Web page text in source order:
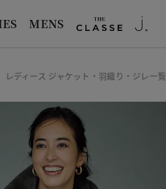
MENS
レディース ジャケット・羽織り・ジレ一覧